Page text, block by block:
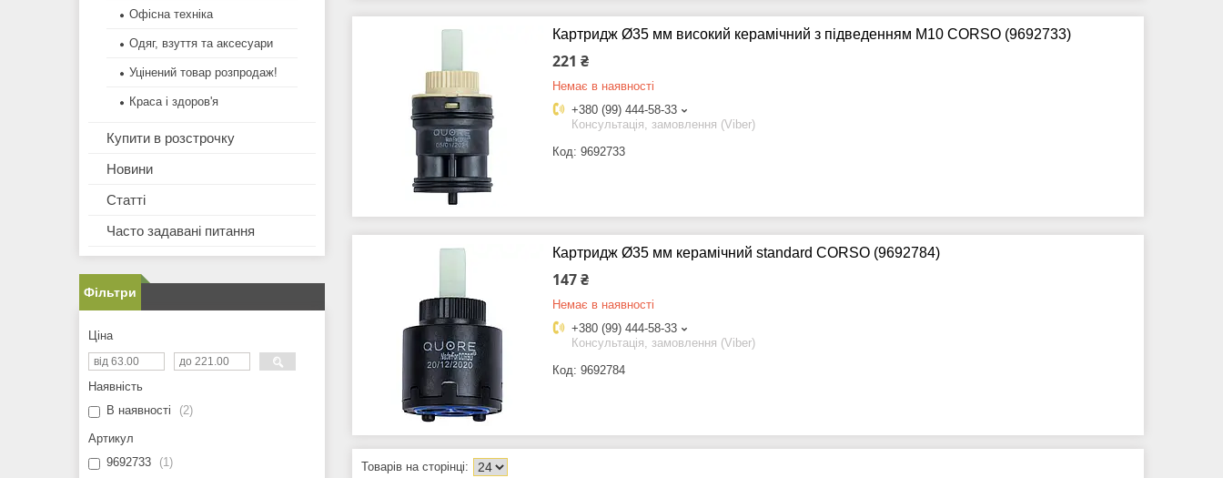
Картридж Ø35 мм високий керамічний з підведенням M10 CORSO (9692733)
221 ₴
Немає в наявності
+380 (99) 444-58-33
Консультація, замовлення (Viber)
9692733
Картридж Ø35 мм керамічний standard CORSO (9692784)
147 ₴
Немає в наявності
+380 (99) 444-58-33
Консультація, замовлення (Viber)
9692784
Офісна техніка
Одяг, взуття та аксесуари
Уцінений товар розпродаж!
Краса і здоров'я
Купити в розстрочку
Новини
Статті
Часто задавані питання
Фільтри
Ціна
Наявність
В наявності
2
Артикул
9692733
1